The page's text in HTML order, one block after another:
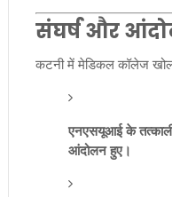
संघर्ष और
कटनी में मेडिकल कॉलेज
एनएसयूआई के
आंदोलन हुए।